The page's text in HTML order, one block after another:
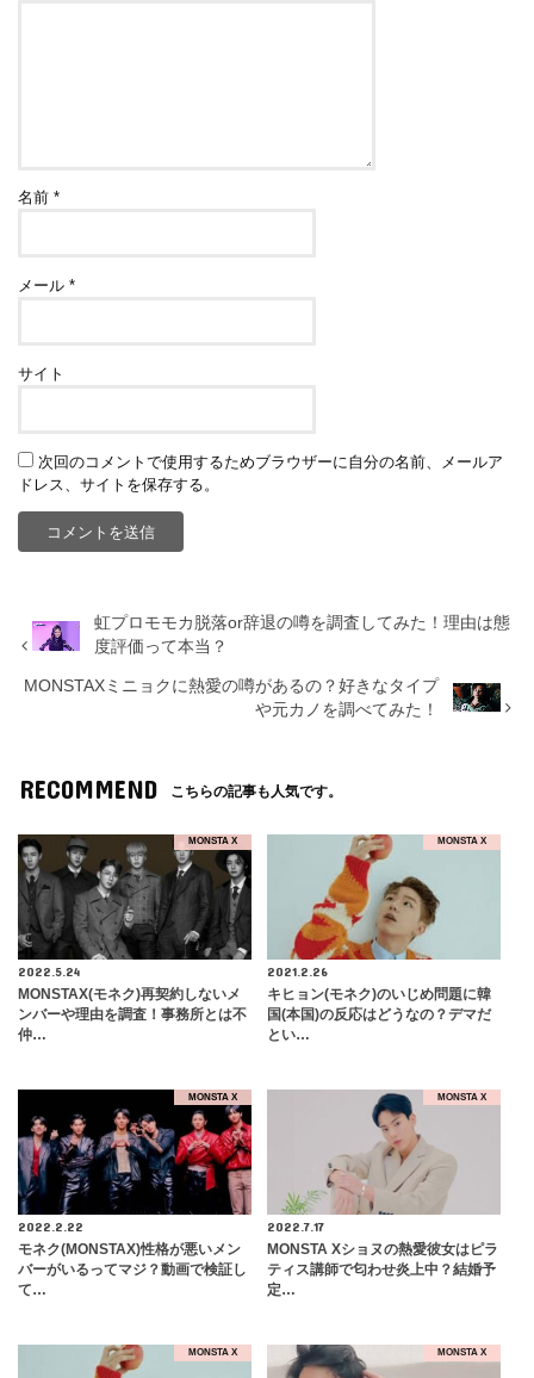
名前*
メール*
サイト
次回のコメントで使用するためブラウザーに自分の名前、メールア
ドレス、サイトを保存する。
虹プロモモカ脱落or辞退の噂を調査してみた！理由は態
度評価って本当？
MONSTAXミニョクに熱愛の噂があるの？好きなタイプ
や元カノを調べてみた！
RECOMMEND こちらの記事も人気です。
MONSTA X
2022.5.24
MONSTAX(モネク)再契約しないメ
ンバーや理由を調査！事務所とは不
仲…
MONSTA X
2021.2.26
キヒョン(モネク)のいじめ問題に韓
国(本国)の反応はどうなの？デマだ
とい…
MONSTA X
2022.2.22
モネク(MONSTAX)性格が悪いメン
バーがいるってマジ？動画で検証し
て…
MONSTA X
2022.7.17
MONSTA Xショヌの熱愛彼女はピラ
ティス講師で匂わせ炎上中？結婚予
定…
MONSTA X MONSTA X